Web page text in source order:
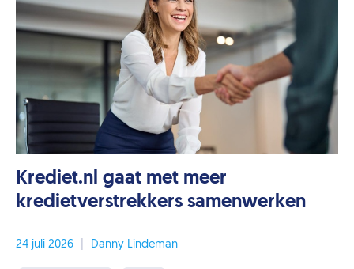
Krediet.nl gaat met meer
kredietverstrekkers samenwerken
24 juli 2026 Danny Lindeman